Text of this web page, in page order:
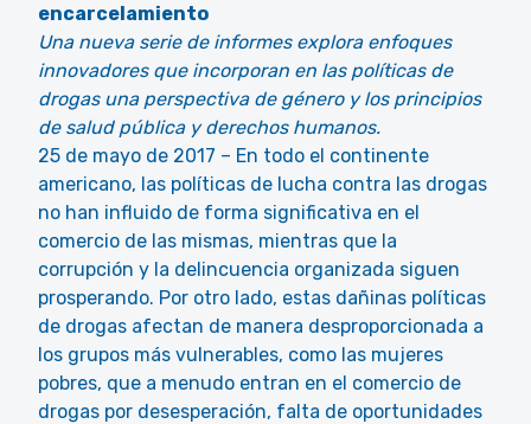
encarcelamiento
Una nueva serie de informes explora enfoques
innovadores que incorporan en las políticas de
drogas una perspectiva de género y los principios
de salud pública y derechos humanos.
25 de mayo de 2017 – En todo el continente
americano, las políticas de lucha contra las drogas
no han influido de forma significativa en el
comercio de las mismas, mientras que la
corrupción y la delincuencia organizada siguen
prosperando. Por otro lado, estas dañinas políticas
de drogas afectan de manera desproporcionada a
los grupos más vulnerables, como las mujeres
pobres, que a menudo entran en el comercio de
drogas por desesperación, falta de oportunidades